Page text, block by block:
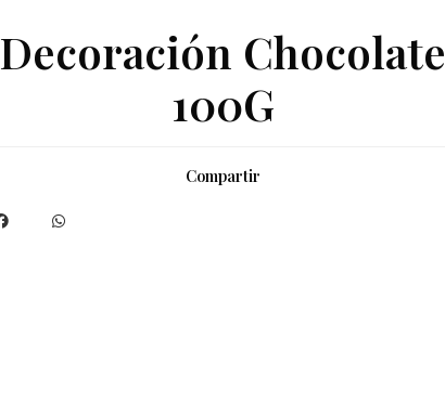
Decoración Chocolate
100G
Compartir